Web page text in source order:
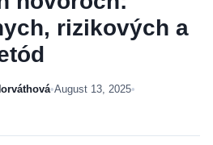
rizikových a
•August 13, 2025•